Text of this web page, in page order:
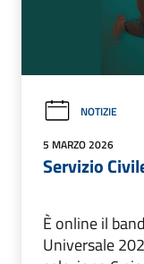
NOTIZIE
5 MARZO 2026
Servizio
È online il
Universale